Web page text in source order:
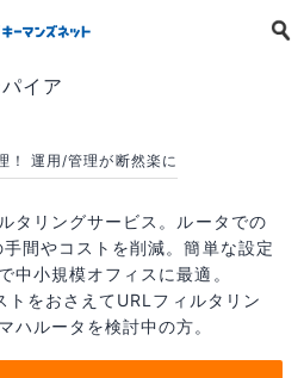
イア
！ 運用/管理が断然楽に
タリングサービス。ルータでの
間やコストを削減。簡単な設定
中小規模オフィスに最適。
をおさえてURLフィルタリン
ハルータを検討中の方。